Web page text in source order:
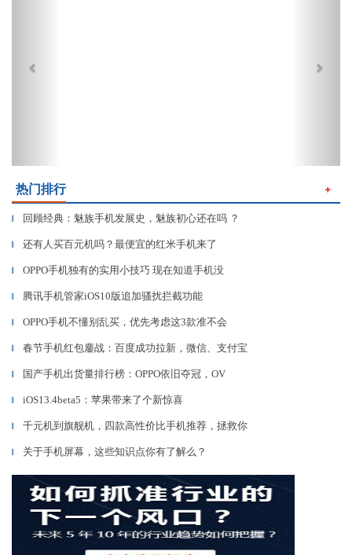
热门排行 ＋
▎ 回顾经典：魅族手机发展史，魅族初心还在吗 ？
▎ 还有人买百元机吗？最便宜的红米手机来了
▎ OPPO手机独有的实用小技巧 现在知道手机没
▎ 腾讯手机管家iOS10版追加骚扰拦截功能
▎ OPPO手机不懂别乱买，优先考虑这3款准不会
▎ 春节手机红包鏖战：百度成功拉新，微信、支付宝
▎ 国产手机出货量排行榜：OPPO依旧夺冠，OV
▎ iOS13.4beta5：苹果带来了个新惊喜
▎ 千元机到旗舰机，四款高性价比手机推荐，拯救你
▎ 关于手机屏幕，这些知识点你有了解么？